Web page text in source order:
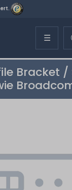
☰
Bracket